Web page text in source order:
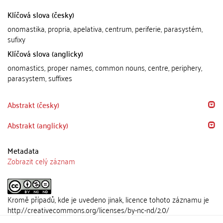
Klíčová slova (česky)
onomastika, propria, apelativa, centrum, periferie, parasystém,
sufixy
Klíčová slova (anglicky)
onomastics, proper names, common nouns, centre, periphery,
parasystem, suffixes
Abstrakt (česky)
Abstrakt (anglicky)
Metadata
Zobrazit celý záznam
Kromě případů, kde je uvedeno jinak, licence tohoto záznamu je
http://creativecommons.org/licenses/by-nc-nd/2.0/